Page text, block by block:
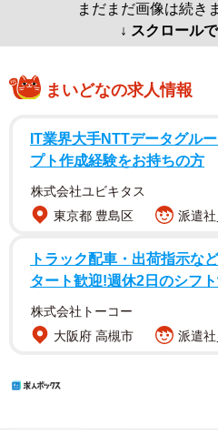
まだまだ画像は続き
↓ スクロール
まいどなの求人情報
IT業界大手NTTデータグル
プト作成経験をお持ちの方
株式会社ユビキタス
東京都 豊島区
派遣
トラック配車・出荷指示な
タート歓迎!週休2日のシフト
株式会社トーコー
大阪府 高槻市
派遣